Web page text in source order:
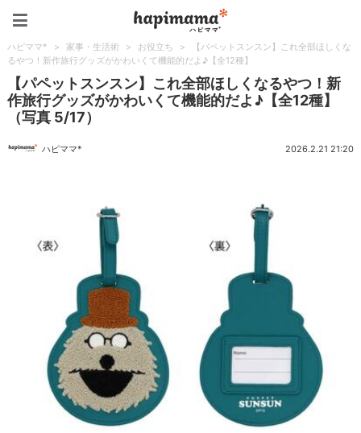
ハピママ* > 家事・生活術 > お役立ち >
【パペットスンスン】これ全部ほしくな
るやつ！新作旅行グッズがかわいくて機能的だよ♪【全12種】
【パペットスンスン】これ全部ほしくなるやつ！新
作旅行グッズがかわいくて機能的だよ♪【全12種】
（写真 5/17）
ハピママ* 2026.2.21 21:20